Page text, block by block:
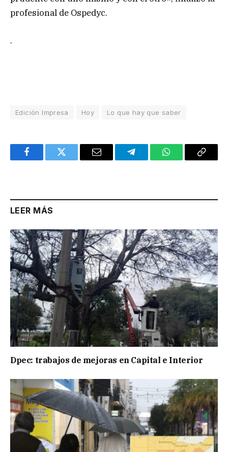
profesional de Ospedyc.
.
Edición Impresa Hoy Lo que hay que saber
FacebookTwitter Email TelegramWhatsAppCopy
LEER MÁS
Dpec: trabajos de mejoras en Capital e Interior